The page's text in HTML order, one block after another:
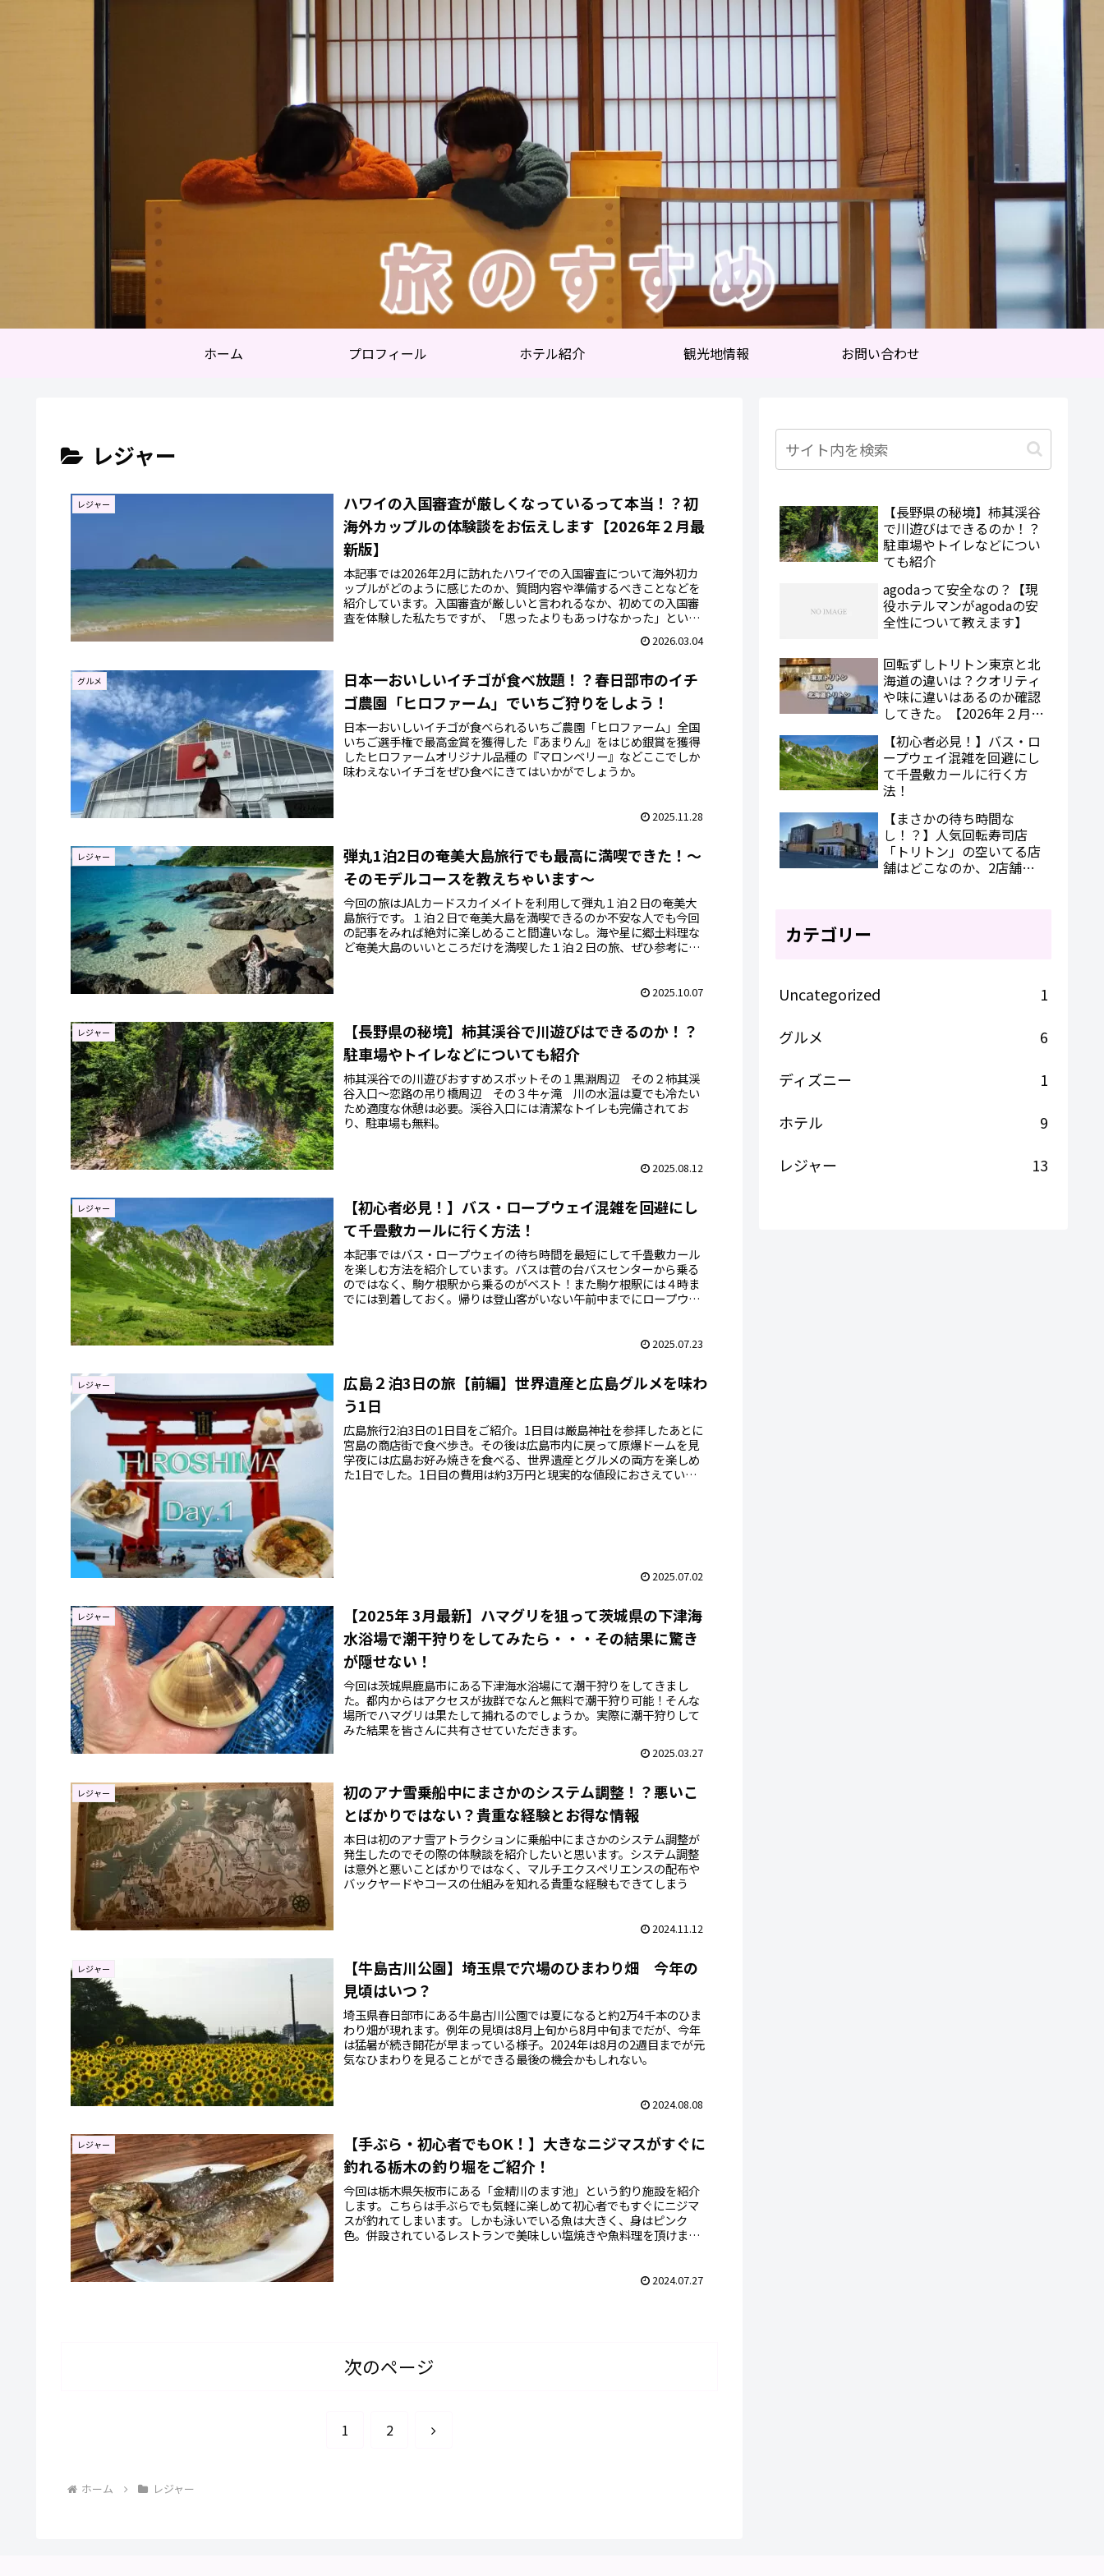
ホーム プロフィール ホテル紹介 観光地情報 お問い合わせ
レジャー
レジャー
ハワイの入国審査が厳しくなっているって本当！？初
海外カップルの体験談をお伝えします【2026年２月最
新版】
本記事では2026年2月に訪れたハワイでの入国審査について海外初カ
ップルがどのように感じたのか、質問内容や準備するべきことなどを
紹介しています。入国審査が厳しいと言われるなか、初めての入国審
査を体験した私たちですが、「思ったよりもあっけなかった」という
2026.03.04
グルメ
日本一おいしいイチゴが食べ放題！？春日部市のイチ
ゴ農園「ヒロファーム」でいちご狩りをしよう！
日本一おいしいイチゴが食べられるいちご農園「ヒロファーム」全国
いちご選手権で最高金賞を獲得した『あまりん』をはじめ銀賞を獲得
したヒロファームオリジナル品種の『マロンベリー』などここでしか
味わえないイチゴをぜひ食べにきてはいかがでしょうか。
2025.11.28
レジャー
弾丸1泊2日の奄美大島旅行でも最高に満喫できた！～
そのモデルコースを教えちゃいます～
今回の旅はJALカードスカイメイトを利用して弾丸１泊２日の奄美大
島旅行です。１泊２日で奄美大島を満喫できるのか不安な人でも今回
の記事をみれば絶対に楽しめること間違いなし。海や星に郷土料理な
ど奄美大島のいいところだけを満喫した１泊２日の旅、ぜひ参考にし
2025.10.07
レジャー
【長野県の秘境】柿其渓谷で川遊びはできるのか！？
駐車場やトイレなどについても紹介
柿其渓谷での川遊びおすすめスポットその１黒淵周辺 その２柿其渓
谷入口～恋路の吊り橋周辺 その３牛ヶ滝 川の水温は夏でも冷たい
ため適度な休憩は必要。渓谷入口には清潔なトイレも完備されてお
り、駐車場も無料。
2025.08.12
レジャー
【初心者必見！】バス・ロープウェイ混雑を回避にし
て千畳敷カールに行く方法！
本記事ではバス・ロープウェイの待ち時間を最短にして千畳敷カール
を楽しむ方法を紹介しています。バスは菅の台バスセンターから乗る
のではなく、駒ケ根駅から乗るのがベスト！また駒ケ根駅には４時ま
でには到着しておく。帰りは登山客がいない午前中までにロープウェ
2025.07.23
レジャー
広島２泊3日の旅【前編】世界遺産と広島グルメを味わ
う1日
広島旅行2泊3日の1日目をご紹介。1日目は厳島神社を参拝したあとに
宮島の商店街で食べ歩き。その後は広島市内に戻って原爆ドームを見
学夜には広島お好み焼きを食べる、世界遺産とグルメの両方を楽しめ
た1日でした。1日目の費用は約3万円と現実的な値段におさえていま
2025.07.02
レジャー
【2025年 3月最新】ハマグリを狙って茨城県の下津海
水浴場で潮干狩りをしてみたら・・・その結果に驚き
が隠せない！
今回は茨城県鹿島市にある下津海水浴場にて潮干狩りをしてきまし
た。都内からはアクセスが抜群でなんと無料で潮干狩り可能！そんな
場所でハマグリは果たして捕れるのでしょうか。実際に潮干狩りして
みた結果を皆さんに共有させていただきます。
2025.03.27
レジャー
初のアナ雪乗船中にまさかのシステム調整！？悪いこ
とばかりではない？貴重な経験とお得な情報
本日は初のアナ雪アトラクションに乗船中にまさかのシステム調整が
発生したのでその際の体験談を紹介したいと思います。システム調整
は意外と悪いことばかりではなく、マルチエクスペリエンスの配布や
バックヤードやコースの仕組みを知れる貴重な経験もできてしまう
2024.11.12
レジャー
【牛島古川公園】埼玉県で穴場のひまわり畑 今年の
見頃はいつ？
埼玉県春日部市にある牛島古川公園では夏になると約2万4千本のひま
わり畑が現れます。例年の見頃は8月上旬から8月中旬までだが、今年
は猛暑が続き開花が早まっている様子。2024年は8月の2週目までが元
気なひまわりを見ることができる最後の機会かもしれない。
2024.08.08
レジャー
【手ぶら・初心者でもOK！】大きなニジマスがすぐに
釣れる栃木の釣り堀をご紹介！
今回は栃木県矢板市にある「金精川のます池」という釣り施設を紹介
します。こちらは手ぶらでも気軽に楽しめて初心者でもすぐにニジマ
スが釣れてしまいます。しかも泳いでいる魚は大きく、身はピンク
色。併設されているレストランで美味しい塩焼きや魚料理を頂けま
2024.07.27
次のページ
1 2
次
ホーム レジャー
【長野県の秘境】柿其渓谷
で川遊びはできるのか！？
駐車場やトイレなどについ
ても紹介
agodaって安全なの？【現
役ホテルマンがagodaの安
全性について教えます】
回転ずしトリトン東京と北
海道の違いは？クオリティ
や味に違いはあるのか確認
してきた。【2026年２月最
【初心者必見！】バス・ロ
ープウェイ混雑を回避にし
て千畳敷カールに行く方
法！
【まさかの待ち時間な
し！？】人気回転寿司店
「トリトン」の空いてる店
舗はどこなのか、2店舗を
カテゴリー
Uncategorized
1
グルメ
6
ディズニー
1
ホテル
9
レジャー
13